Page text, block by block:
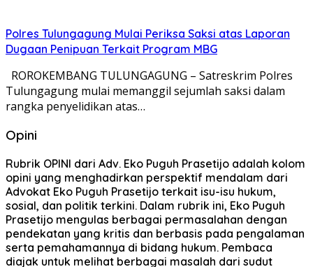
Polres Tulungagung Mulai Periksa Saksi atas Laporan
Dugaan Penipuan Terkait Program MBG
ROROKEMBANG TULUNGAGUNG – Satreskrim Polres
Tulungagung mulai memanggil sejumlah saksi dalam
rangka penyelidikan atas…
Opini
Rubrik OPINI dari Adv. Eko Puguh Prasetijo adalah kolom
opini yang menghadirkan perspektif mendalam dari
Advokat Eko Puguh Prasetijo terkait isu-isu hukum,
sosial, dan politik terkini. Dalam rubrik ini, Eko Puguh
Prasetijo mengulas berbagai permasalahan dengan
pendekatan yang kritis dan berbasis pada pengalaman
serta pemahamannya di bidang hukum. Pembaca
diajak untuk melihat berbagai masalah dari sudut